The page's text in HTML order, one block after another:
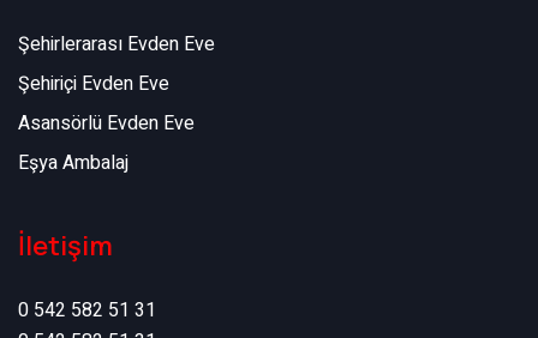
Şehirlerarası Evden Eve
Şehiriçi Evden Eve
Asansörlü Evden Eve
Eşya Ambalaj
İletişim
0 542 582 51 31